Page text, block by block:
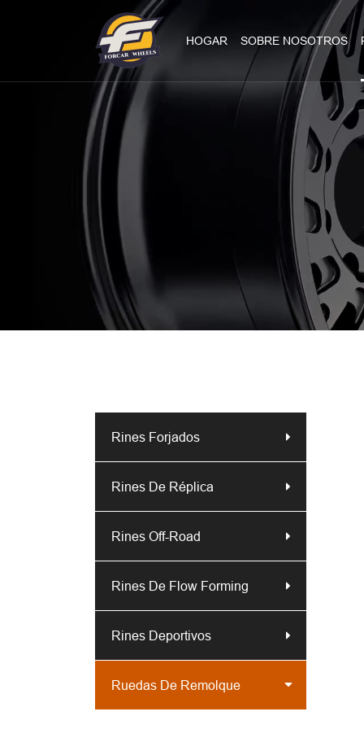
HOGAR SOBRE NOSOTROS
Rines Forjados
Rines De Réplica
Rines Off-Road
Rines De Flow Forming
Rines Deportivos
Ruedas De Remolque